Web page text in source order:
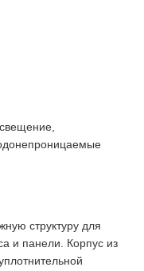
структуру для
и панели. Корпус из